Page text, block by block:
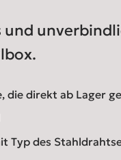
und
die direkt ab Lager
Typ des